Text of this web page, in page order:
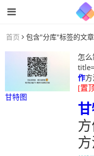
首页 包含"分库"标签的文章
甘特图
怎么
作
[置
方